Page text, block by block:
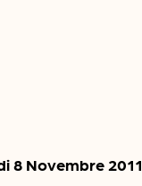
8 Novembre 2011